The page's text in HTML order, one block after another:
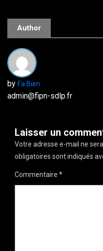
Author
by Fa Bien
admin@fipn-sdlp.fr
Laisser un
Votre adresse e-mail ne
obligatoires sont indiqués
Commentaire *